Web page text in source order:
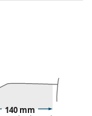
vision parfaite.
cheveux
140 mm